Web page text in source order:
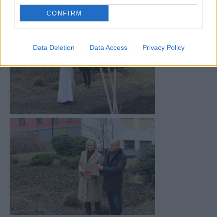
CONFIRM
Data Deletion Data Access Privacy Policy